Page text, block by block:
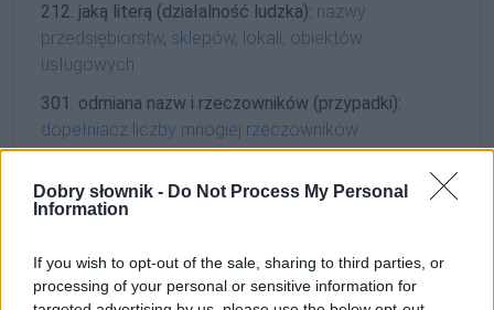
Dobry słownik - Do Not Process My Personal
Information
If you wish to opt-out of the sale, sharing to third parties, or
processing of your personal or sensitive information for
212. jaką literą (działalność ludzka): nazwy
przedsiębiorstw, sklepów, lokali, obiektów
usługowych
301. odmiana nazw i rzeczowników (przypadki):
dopełniacz liczby mnogiej rzeczowników
zakończonych na-al,-el,-ilitp.— ogólnie dostępna
rzeczownikrodzaj męskorzeczowy odmienny